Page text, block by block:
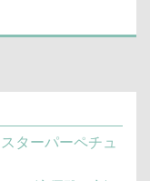
ターパーペチュ